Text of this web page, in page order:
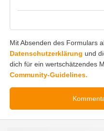
Mit Absenden des Formulars
Datenschutzerklärung und
dich für ein wertschätzendes
Community-Guidelines.